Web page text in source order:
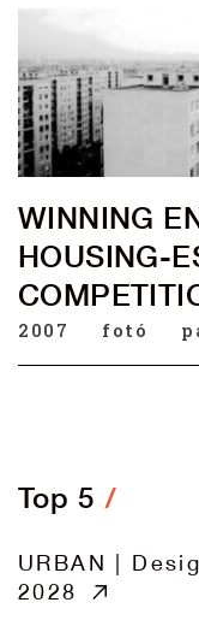
WINNING
HOUSING-
2007 fotó
Top 5
URBAN |
2028